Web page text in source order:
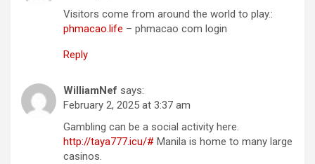
Visitors come from around the world to play.:
phmacao.life – phmacao com login
Reply
WilliamNef says:
February 2, 2025 at 3:37 am
Gambling can be a social activity here.
http://taya777.icu/# Manila is home to many large
casinos.